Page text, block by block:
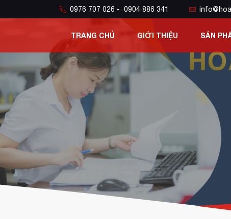
0976 707 026 - 0904 886 341
TRANG CHỦ GIỚI THIỆU SẢN